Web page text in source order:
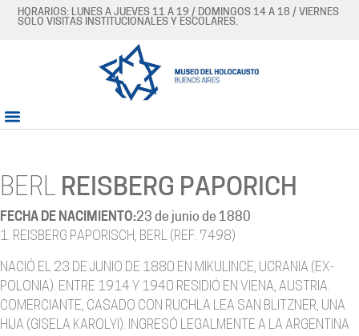
HORARIOS: LUNES A JUEVES 11 A 19 / DOMINGOS 14 A 18 / VIERNES
SÓLO VISITAS INSTITUCIONALES Y ESCOLARES.
BERL REISBERG PAPORICH
FECHA DE NACIMIENTO:23 de junio de 1880
1. REISBERG PAPORISCH, BERL (REF. 7498)
NACIÓ EL 23 DE JUNIO DE 1880 EN MIKULINCE, UCRANIA (EX-
POLONIA). ENTRE 1914 Y 1940 RESIDIÓ EN VIENA, AUSTRIA.
COMERCIANTE, CASADO CON RUCHLA LEA SAN BLITZNER, UNA
HIJA (GISELA KAROLYI). INGRESÓ LEGALMENTE A LA ARGENTINA